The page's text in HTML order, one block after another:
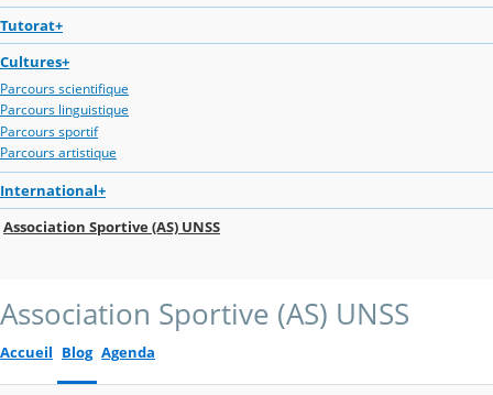
Tutorat+
Cultures+
Parcours scientifique
Parcours linguistique
Parcours sportif
Parcours artistique
International+
Association Sportive (AS) UNSS
Association Sportive (AS) UNSS
Accueil Blog Agenda